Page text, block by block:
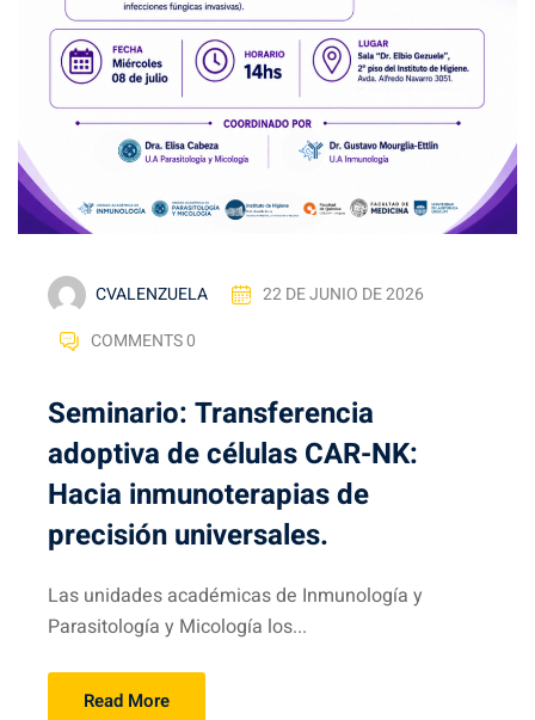
CVALENZUELA
22 DE JUNIO DE 2026
COMMENTS 0
Seminario: Transferencia
adoptiva de células CAR-NK:
Hacia inmunoterapias de
precisión universales.
Las unidades académicas de Inmunología y
Parasitología y Micología los...
Read More